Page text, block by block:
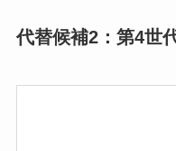
代替候補2：第4世